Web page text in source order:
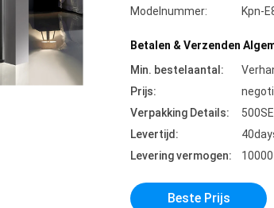
Modelnummer:
Kpn-
Betalen & Verzenden
Min. bestelaantal:
Prijs:
Verpakking Details:
Levertijd:
Levering vermogen:
Beste Prijs